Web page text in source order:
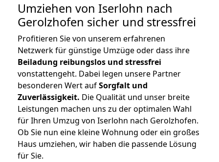
Umziehen von Iserlohn nach
Gerolzhofen sicher und stressfrei
Profitieren Sie von unserem erfahrenen
Netzwerk für günstige Umzüge oder dass ihre
Beiladung reibungslos und stressfrei
vonstattengeht. Dabei legen unsere Partner
besonderen Wert aufSorgfalt und
Zuverlässigkeit. Die Qualität und unser breite
Leistungen machen uns zu der optimalen Wahl
für Ihren Umzug von Iserlohn nach Gerolzhofen.
Ob Sie nun eine kleine Wohnung oder ein großes
Haus umziehen, wir haben die passende Lösung
für Sie.